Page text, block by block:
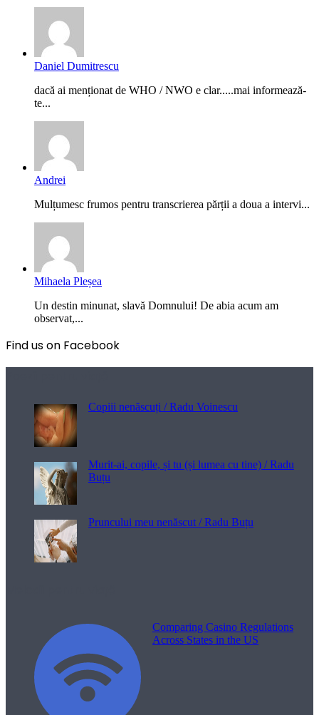
Daniel Dumitrescu
dacă ai menționat de WHO / NWO e clar.....mai informează-
te...
Andrei
Mulțumesc frumos pentru transcrierea părții a doua a intervi...
Mihaela Pleșea
Un destin minunat, slavă Domnului! De abia acum am
observat,...
Find us on Facebook
Copiii nenăscuți / Radu Voinescu
Murit-ai, copile, și tu (și lumea cu tine) / Radu
Buțu
Pruncului meu nenăscut / Radu Buțu
Comparing Casino Regulations
Across States in the US